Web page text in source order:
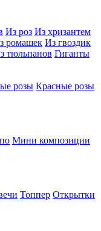
Из роз Из хризантем
ромашек Из гвоздик
тюльпанов Гиганты
розы Красные розы
Мини композиции
Топпер Открытки